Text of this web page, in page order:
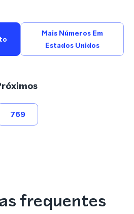
Mais Números Em
Estados Unidos
769
frequentes